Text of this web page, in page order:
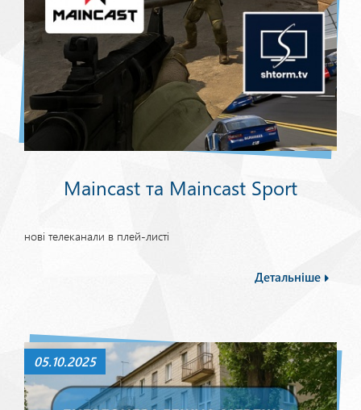
Maincast та Maincast Sport
нові телеканали в плей-листі
Детальніше
05.10.2025